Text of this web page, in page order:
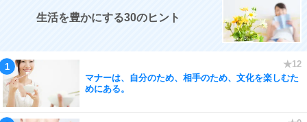
生活を豊かにする30のヒント
マナーは、自分のため、相手のため、文化を楽しむた
めにある。